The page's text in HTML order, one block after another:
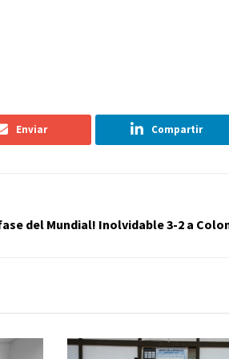
Enviar Compartir
del Mundial! Inolvidable 3-2 a